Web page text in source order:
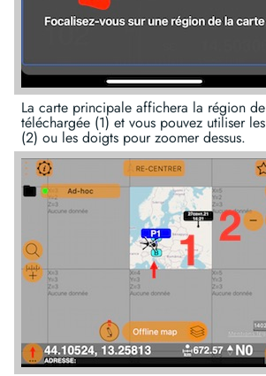
La carte principale affichera la région
téléchargée (1) et vous pouvez utiliser
(2) ou les doigts pour zoomer dessus.